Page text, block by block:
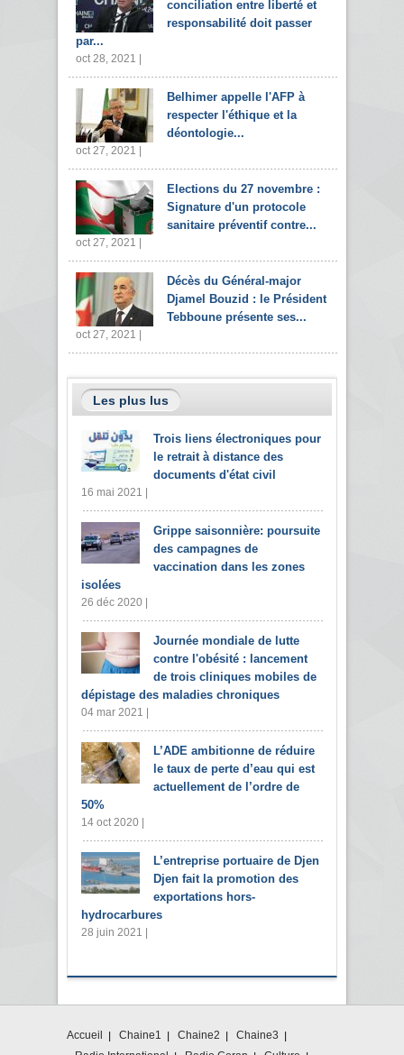
conciliation entre liberté et
responsabilité doit passer
par...
oct 28, 2021 |
Belhimer appelle l'AFP à
respecter l'éthique et la
déontologie...
oct 27, 2021 |
Elections du 27 novembre :
Signature d'un protocole
sanitaire préventif contre...
oct 27, 2021 |
Décès du Général-major
Djamel Bouzid : le Président
Tebboune présente ses...
oct 27, 2021 |
Les plus lus
Trois liens électroniques pour
le retrait à distance des
documents d'état civil
16 mai 2021 |
Grippe saisonnière: poursuite
des campagnes de
vaccination dans les zones
isolées
26 déc 2020 |
Journée mondiale de lutte
contre l'obésité : lancement
de trois cliniques mobiles de
dépistage des maladies chroniques
04 mar 2021 |
L’ADE ambitionne de réduire
le taux de perte d’eau qui est
actuellement de l’ordre de
50%
14 oct 2020 |
L’entreprise portuaire de Djen
Djen fait la promotion des
exportations hors-
hydrocarbures
28 juin 2021 |
Accueil Chaine1 Chaine2
Chaine3